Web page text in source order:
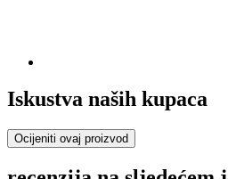
Iskustva naših kupaca
Ocijeniti ovaj proizvod